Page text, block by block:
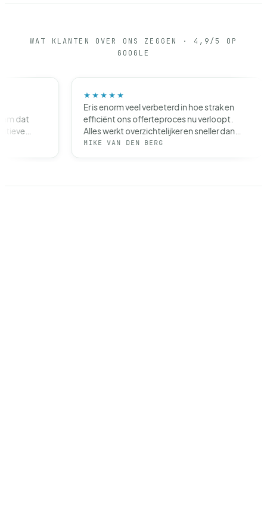
WAT KLANTEN OVER ONS ZEGGEN · 4,9/5 OP
GOOGLE
★★★★★
Er is enorm veel verbeterd in hoe strak en
efficiënt ons offerteproces nu verloopt.
Alles werkt overzichtelijker en sneller dan
voorheen.
MIKE VAN DEN BERG